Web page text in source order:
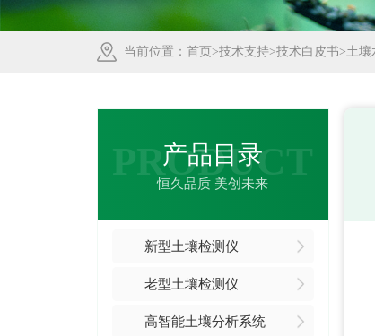
当前位置： 首页 >技术支持>技术白皮书>土壤
产品目录
PRODUCT
—— 恒久品质 美创未来 ——
新型土壤检测仪
老型土壤检测仪
高智能土壤分析系统